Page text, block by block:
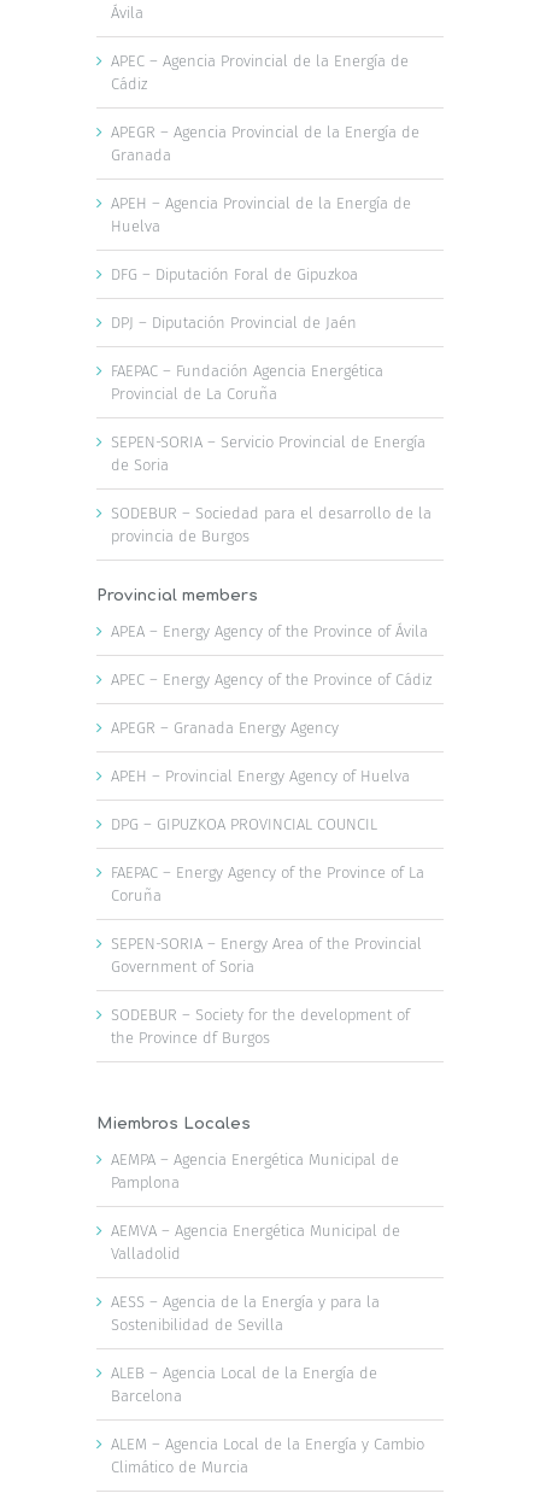
Ávila
APEC – Agencia Provincial de la Energía de
Cádiz
APEGR – Agencia Provincial de la Energía de
Granada
APEH – Agencia Provincial de la Energía de
Huelva
DFG – Diputación Foral de Gipuzkoa
DPJ – Diputación Provincial de Jaén
FAEPAC – Fundación Agencia Energética
Provincial de La Coruña
SEPEN-SORIA – Servicio Provincial de Energía
de Soria
SODEBUR – Sociedad para el desarrollo de la
provincia de Burgos
Provincial members
APEA – Energy Agency of the Province of Ávila
APEC – Energy Agency of the Province of Cádiz
APEGR – Granada Energy Agency
APEH – Provincial Energy Agency of Huelva
DPG – GIPUZKOA PROVINCIAL COUNCIL
FAEPAC – Energy Agency of the Province of La
Coruña
SEPEN-SORIA – Energy Area of the Provincial
Government of Soria
SODEBUR – Society for the development of
the Province df Burgos
Miembros Locales
AEMPA – Agencia Energética Municipal de
Pamplona
AEMVA – Agencia Energética Municipal de
Valladolid
AESS – Agencia de la Energía y para la
Sostenibilidad de Sevilla
ALEB – Agencia Local de la Energía de
Barcelona
ALEM – Agencia Local de la Energía y Cambio
Climático de Murcia